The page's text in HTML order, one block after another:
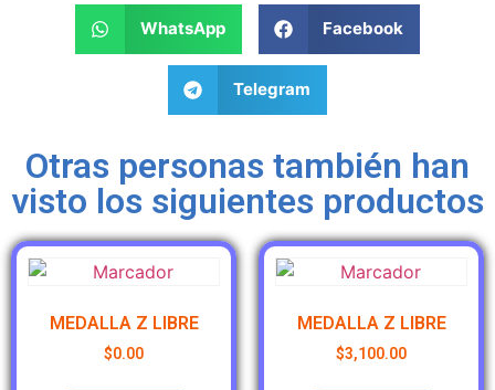
WhatsApp Facebook
Telegram
Otras personas también han
visto los siguientes productos
MEDALLA Z LIBRE
$0.00
MEDALLA Z LIBRE
$3,100.00